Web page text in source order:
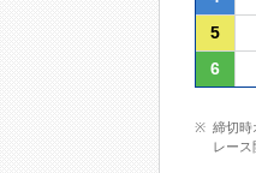
5
6
締切時
レース